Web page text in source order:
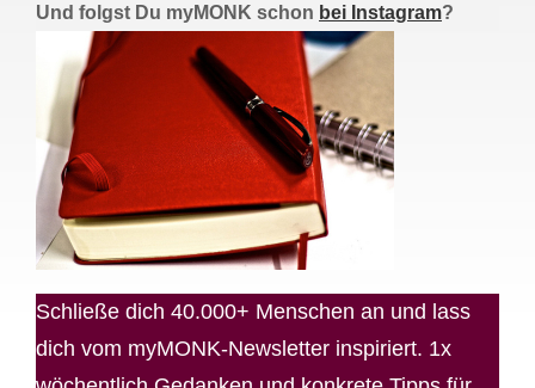
Und folgst Du myMONK schon bei Instagram?
Schließe dich 40.000+ Menschen an und lass
dich vom myMONK-Newsletter inspiriert. 1x